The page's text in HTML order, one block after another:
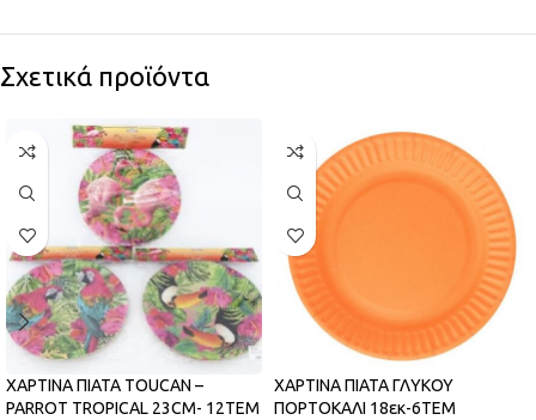
Σχετικά προϊόντα
ΧΑΡΤΙΝΑ ΠΙΑΤΑ TOUCAN –
PARROT TROPICAL 23CM- 12ΤΕΜ
ΧΑΡΤΙΝΑ ΠΙΑΤΑ ΓΛΥΚΟΥ
ΠΟΡΤΟΚΑΛΙ 18εκ-6ΤΕΜ